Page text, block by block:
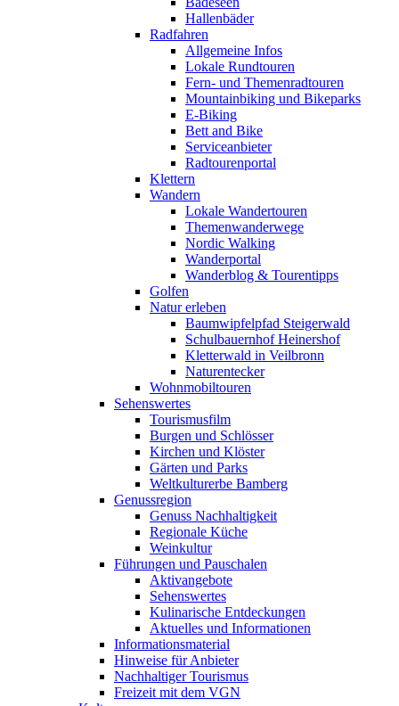
Hallenbäder
Radfahren
Allgemeine Infos
Lokale Rundtouren
Fern- und Themenradtouren
Mountainbiking und Bikeparks
E-Biking
Bett and Bike
Serviceanbieter
Radtourenportal
Klettern
Wandern
Lokale Wandertouren
Themenwanderwege
Nordic Walking
Wanderportal
Wanderblog & Tourentipps
Golfen
Natur erleben
Baumwipfelpfad Steigerwald
Schulbauernhof Heinershof
Kletterwald in Veilbronn
Naturentecker
Wohnmobiltouren
Sehenswertes
Tourismusfilm
Burgen und Schlösser
Kirchen und Klöster
Gärten und Parks
Weltkulturerbe Bamberg
Genussregion
Genuss Nachhaltigkeit
Regionale Küche
Weinkultur
Führungen und Pauschalen
Aktivangebote
Sehenswertes
Kulinarische Entdeckungen
Aktuelles und Informationen
Informationsmaterial
Hinweise für Anbieter
Nachhaltiger Tourismus
Freizeit mit dem VGN